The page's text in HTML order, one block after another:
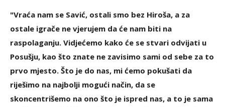
"Vraća nam se Savić, ostali smo bez Hiroša, a za
ostale igrače ne vjerujem da će nam biti na
raspolaganju. Vidjećemo kako će se stvari odvijati u
Posušju, kao što znate ne zavisimo sami od sebe za to
prvo mjesto. Što je do nas, mi ćemo pokušati da
riješimo na najbolji mogući način, da se
skoncentrišemo na ono što je ispred nas, a to je sama